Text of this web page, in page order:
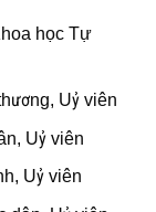
Uỷ viên
viên Thư ký